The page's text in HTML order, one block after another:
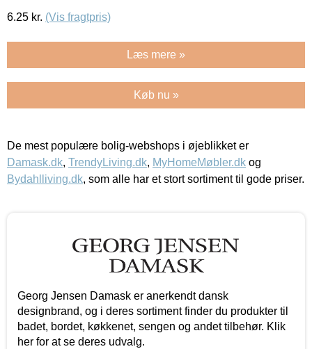
6.25 kr. (Vis fragtpris)
Læs mere »
Køb nu »
De mest populære bolig-webshops i øjeblikket er
Damask.dk, TrendyLiving.dk, MyHomeMøbler.dk og
Bydahlliving.dk, som alle har et stort sortiment til gode priser.
Georg Jensen Damask er anerkendt dansk
designbrand, og i deres sortiment finder du produkter til
badet, bordet, køkkenet, sengen og andet tilbehør. Klik
her for at se deres udvalg.